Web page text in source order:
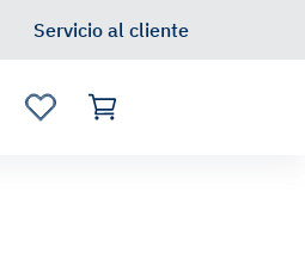
Servicio al cliente